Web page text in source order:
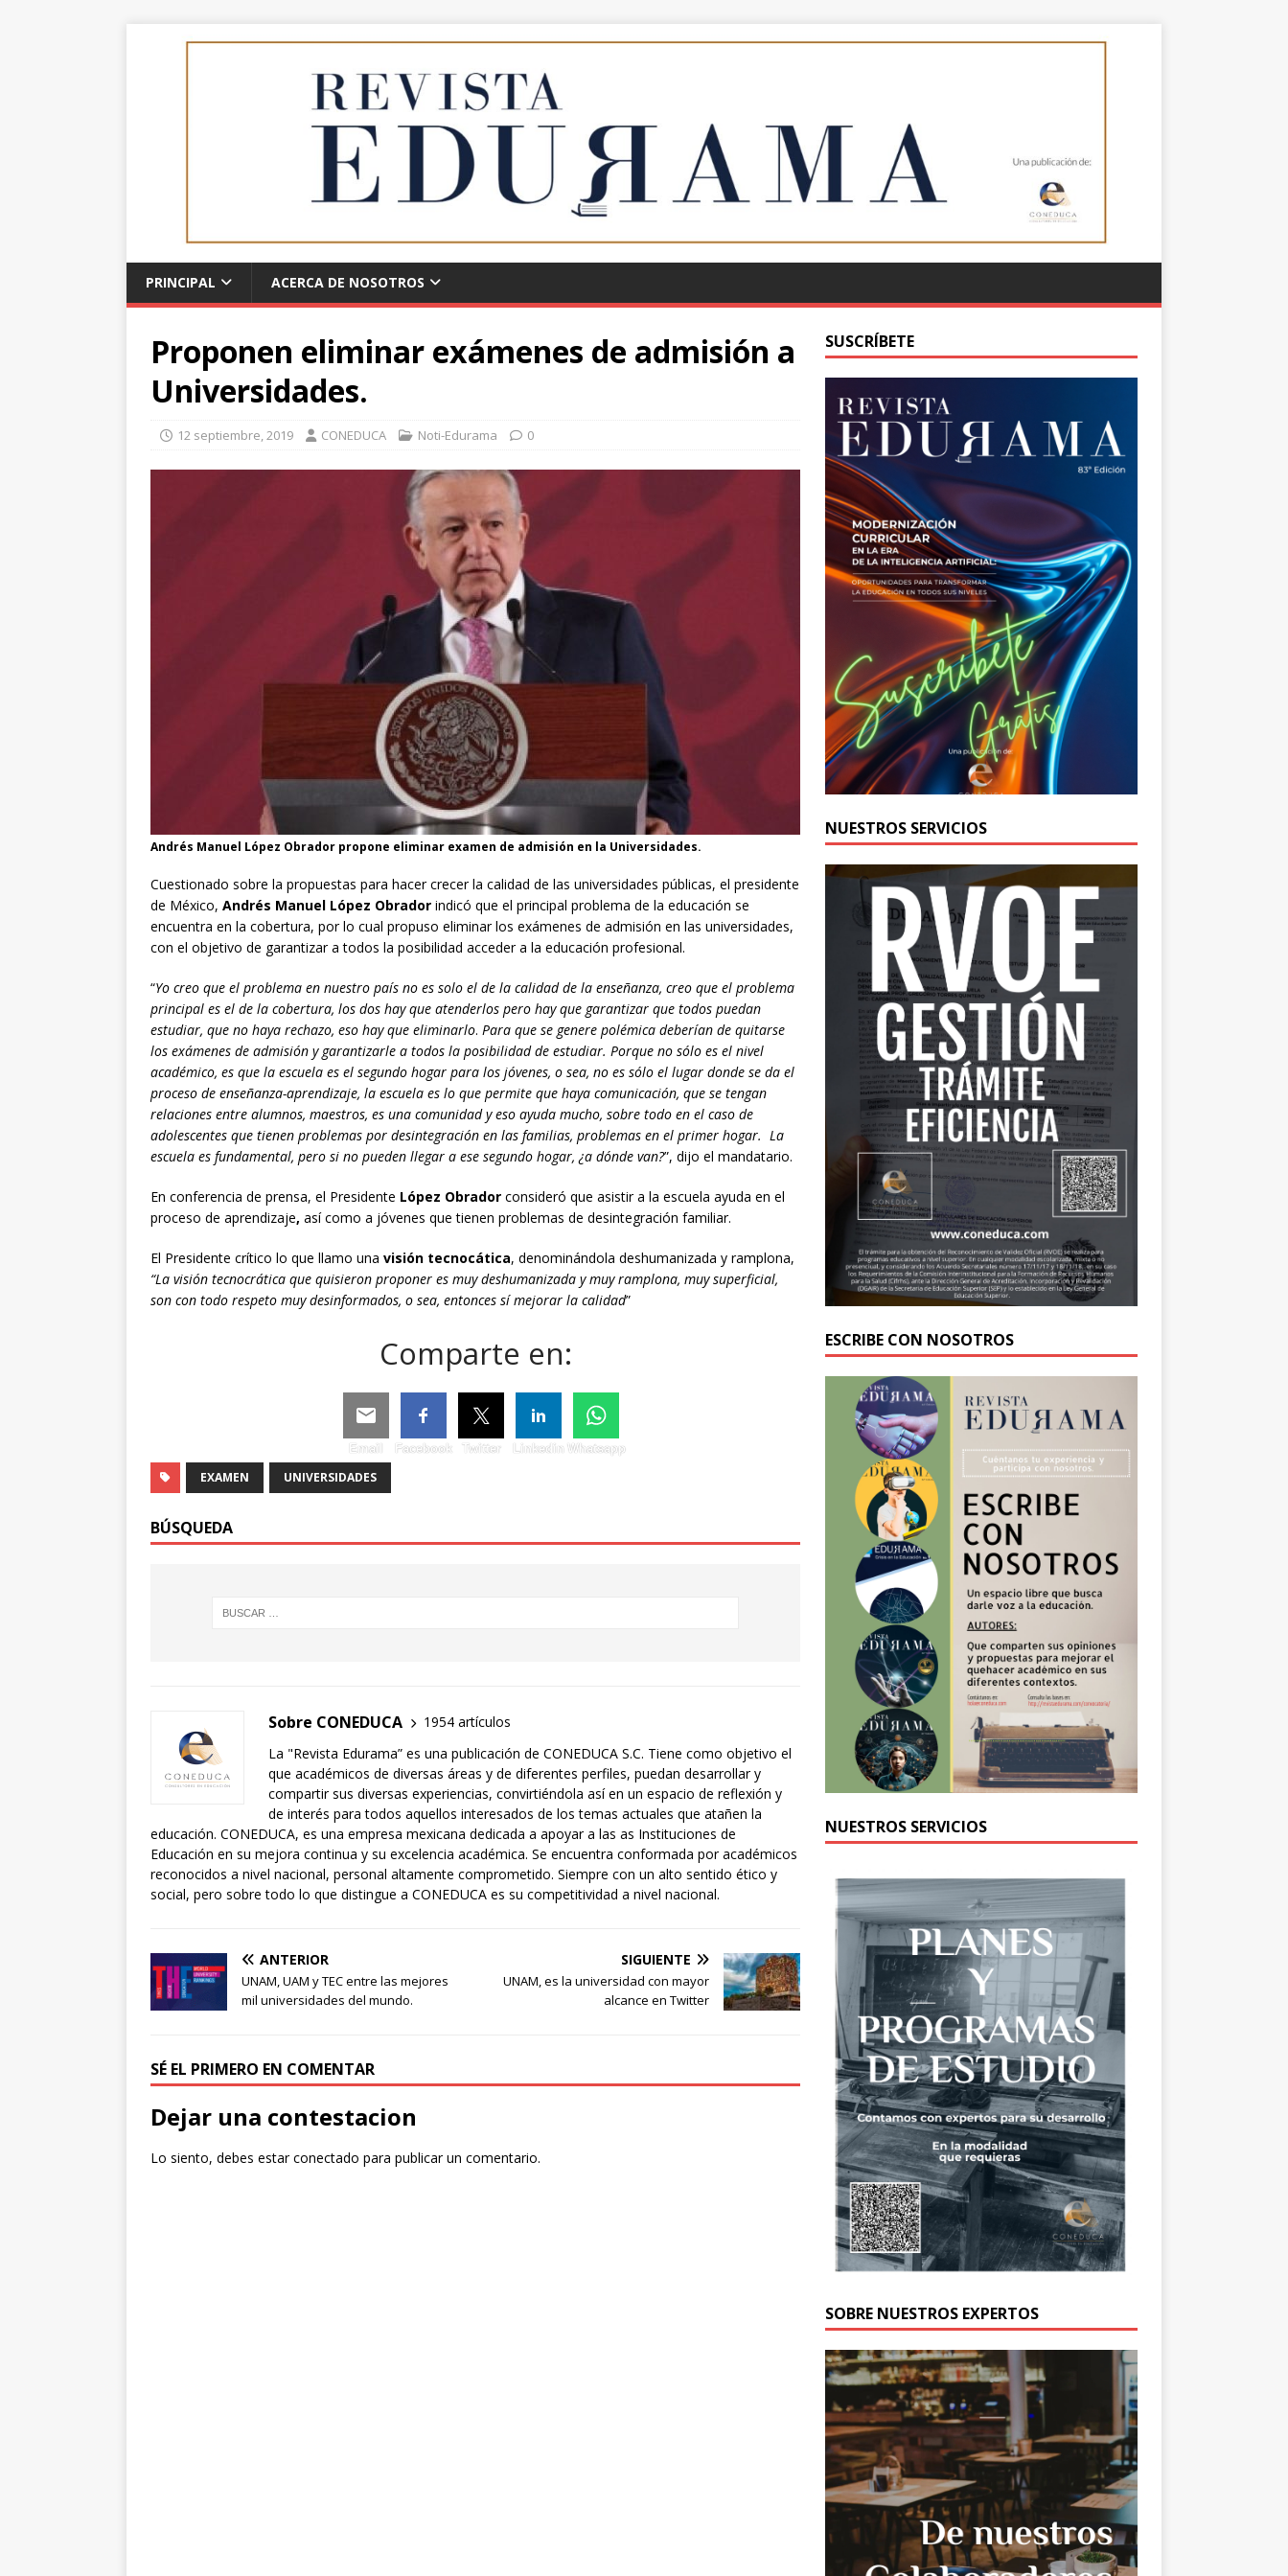
PRINCIPAL ACERCA DE NOSOTROS
Proponen eliminar exámenes de admisión a
Universidades.
12 septiembre, 2019 CONEDUCA Noti-Edurama 0
Andrés Manuel López Obrador propone eliminar examen de admisión en la Universidades.
Cuestionado sobre la propuestas para hacer crecer la calidad de las universidades públicas, el presidente
de México, Andrés Manuel López Obrador indicó que el principal problema de la educación se
encuentra en la cobertura, por lo cual propuso eliminar los exámenes de admisión en las universidades,
con el objetivo de garantizar a todos la posibilidad acceder a la educación profesional.
“Yo creo que el problema en nuestro país no es solo el de la calidad de la enseñanza, creo que el problema
principal es el de la cobertura, los dos hay que atenderlos pero hay que garantizar que todos puedan
estudiar, que no haya rechazo, eso hay que eliminarlo. Para que se genere polémica deberían de quitarse
los exámenes de admisión y garantizarle a todos la posibilidad de estudiar. Porque no sólo es el nivel
académico, es que la escuela es el segundo hogar para los jóvenes, o sea, no es sólo el lugar donde se da el
proceso de enseñanza-aprendizaje, la escuela es lo que permite que haya comunicación, que se tengan
relaciones entre alumnos, maestros, es una comunidad y eso ayuda mucho, sobre todo en el caso de
adolescentes que tienen problemas por desintegración en las familias, problemas en el primer hogar. La
escuela es fundamental, pero si no pueden llegar a ese segundo hogar, ¿a dónde van?”, dijo el mandatario.
En conferencia de prensa, el Presidente López Obrador consideró que asistir a la escuela ayuda en el
proceso de aprendizaje, así como a jóvenes que tienen problemas de desintegración familiar.
El Presidente crítico lo que llamo una visión tecnocática, denominándola deshumanizada y ramplona,
“La visión tecnocrática que quisieron proponer es muy deshumanizada y muy ramplona, muy superficial,
son con todo respeto muy desinformados, o sea, entonces sí mejorar la calidad”
Comparte en:
Email Facebook Twitter Linkedin Whatsapp
EXAMEN UNIVERSIDADES
BÚSQUEDA
Sobre CONEDUCA
1954 artículos
La "Revista Edurama” es una publicación de CONEDUCA S.C. Tiene como objetivo el
que académicos de diversas áreas y de diferentes perfiles, puedan desarrollar y
compartir sus diversas experiencias, convirtiéndola así en un espacio de reflexión y
de interés para todos aquellos interesados de los temas actuales que atañen la
educación. CONEDUCA, es una empresa mexicana dedicada a apoyar a las as Instituciones de
Educación en su mejora continua y su excelencia académica. Se encuentra conformada por académicos
reconocidos a nivel nacional, personal altamente comprometido. Siempre con un alto sentido ético y
social, pero sobre todo lo que distingue a CONEDUCA es su competitividad a nivel nacional.
ANTERIOR
UNAM, UAM y TEC entre las mejores
mil universidades del mundo.
SIGUIENTE
UNAM, es la universidad con mayor
alcance en Twitter
SÉ EL PRIMERO EN COMENTAR
Dejar una contestacion
Lo siento, debes estarconectado para publicar un comentario.
SUSCRÍBETE
NUESTROS SERVICIOS
ESCRIBE CON NOSOTROS
NUESTROS SERVICIOS
SOBRE NUESTROS EXPERTOS